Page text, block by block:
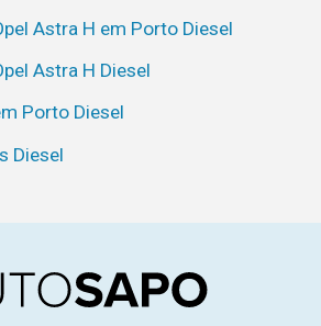
Astra H em Porto Diesel
Astra H Diesel
Porto Diesel
Diesel